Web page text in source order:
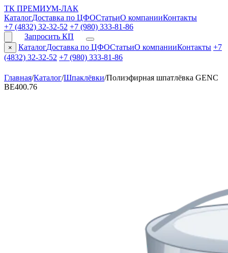
ТК ПРЕМИУМ-ЛАК
КаталогДоставка по ЦФОСтатьиО компанииКонтакты
+7 (4832) 32-32-52 +7 (980) 333-81-86
Запросить КП
× КаталогДоставка по ЦФОСтатьиО компанииКонтакты +7
(4832) 32-32-52 +7 (980) 333-81-86
Главная/Каталог/Шпаклёвки/Полиэфирная шпатлёвка GENC
BE400.76